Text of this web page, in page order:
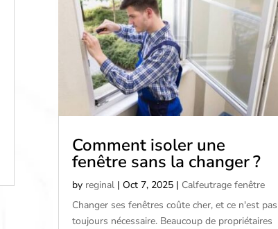
Comment isoler une
fenêtre sans la changer ?
by reginal| Oct 7, 2025| Calfeutrage fenêtre
Changer ses fenêtres coûte cher, et ce n'est pas
toujours nécessaire. Beaucoup de propriétaires